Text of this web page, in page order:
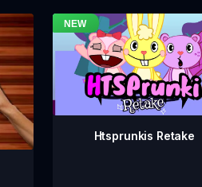
Htsprunkis Retake